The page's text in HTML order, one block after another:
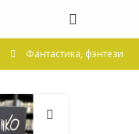
Фантастика, фэнтези